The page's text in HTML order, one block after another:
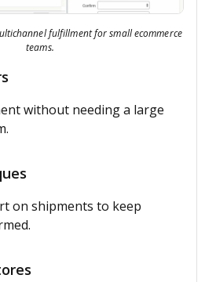
fulfillment for small ecommerce
teams.
without needing a large
on shipments to keep